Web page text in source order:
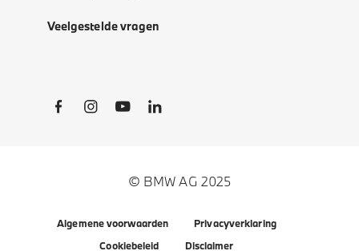
Veelgestelde vragen
Social Links
© BMW AG 2025
Algemene voorwaarden
Privacyverklaring
Cookiebeleid
Disclaimer